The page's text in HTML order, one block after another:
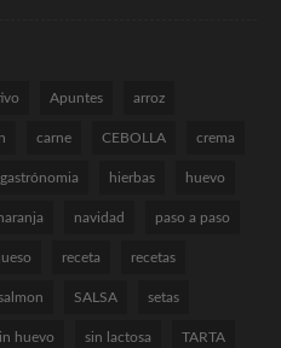
Apuntes arroz
carne CEBOLLA crema
gastrónomia hierbas huevo
navidad paso a paso
receta recetas
SALSA setas
huevo sin lactosa TARTA